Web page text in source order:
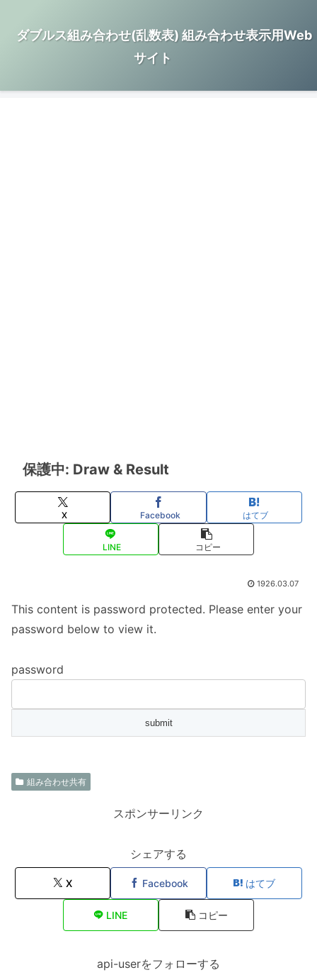
ダブルス組み合わせ(乱数表) 組み合わせ表示用Web
サイト
保護中: Draw & Result
X Facebook はてブ
LINE コピー
1926.03.07
This content is password protected. Please enter your
password below to view it.
password
組み合わせ共有
スポンサーリンク
シェアする
X Facebook はてブ
LINE コピー
api-userをフォローする